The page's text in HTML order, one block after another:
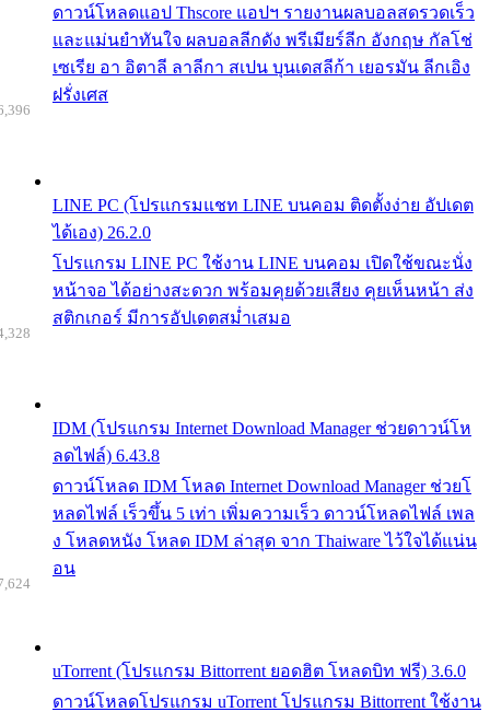
ดาวน์โหลดแอป Thscore แอปฯ รายงานผลบอลสดรวดเร็ว
และแม่นยำทันใจ ผลบอลลีกดัง พรีเมียร์ลีก อังกฤษ กัลโช่
เซเรีย อา อิตาลี ลาลีกา สเปน บุนเดสลีก้า เยอรมัน ลีกเอิง
ฝรั่งเศส
LINE PC (โปรแกรมแชท LINE บนคอม ติดตั้งง่าย อัปเดต
ได้เอง) 26.2.0
โปรแกรม LINE PC ใช้งาน LINE บนคอม เปิดใช้ขณะนั่ง
หน้าจอ ได้อย่างสะดวก พร้อมคุยด้วยเสียง คุยเห็นหน้า ส่ง
สติกเกอร์ มีการอัปเดตสม่ำเสมอ
IDM (โปรแกรม Internet Download Manager ช่วยดาวน์โห
ลดไฟล์) 6.43.8
ดาวน์โหลด IDM โหลด Internet Download Manager ช่วยโ
หลดไฟล์ เร็วขึ้น 5 เท่า เพิ่มความเร็ว ดาวน์โหลดไฟล์ เพล
ง โหลดหนัง โหลด IDM ล่าสุด จาก Thaiware ไว้ใจได้แน่น
อน
uTorrent (โปรแกรม Bittorrent ยอดฮิต โหลดบิท ฟรี) 3.6.0
ดาวน์โหลดโปรแกรม uTorrent โปรแกรม Bittorrent ใช้งาน